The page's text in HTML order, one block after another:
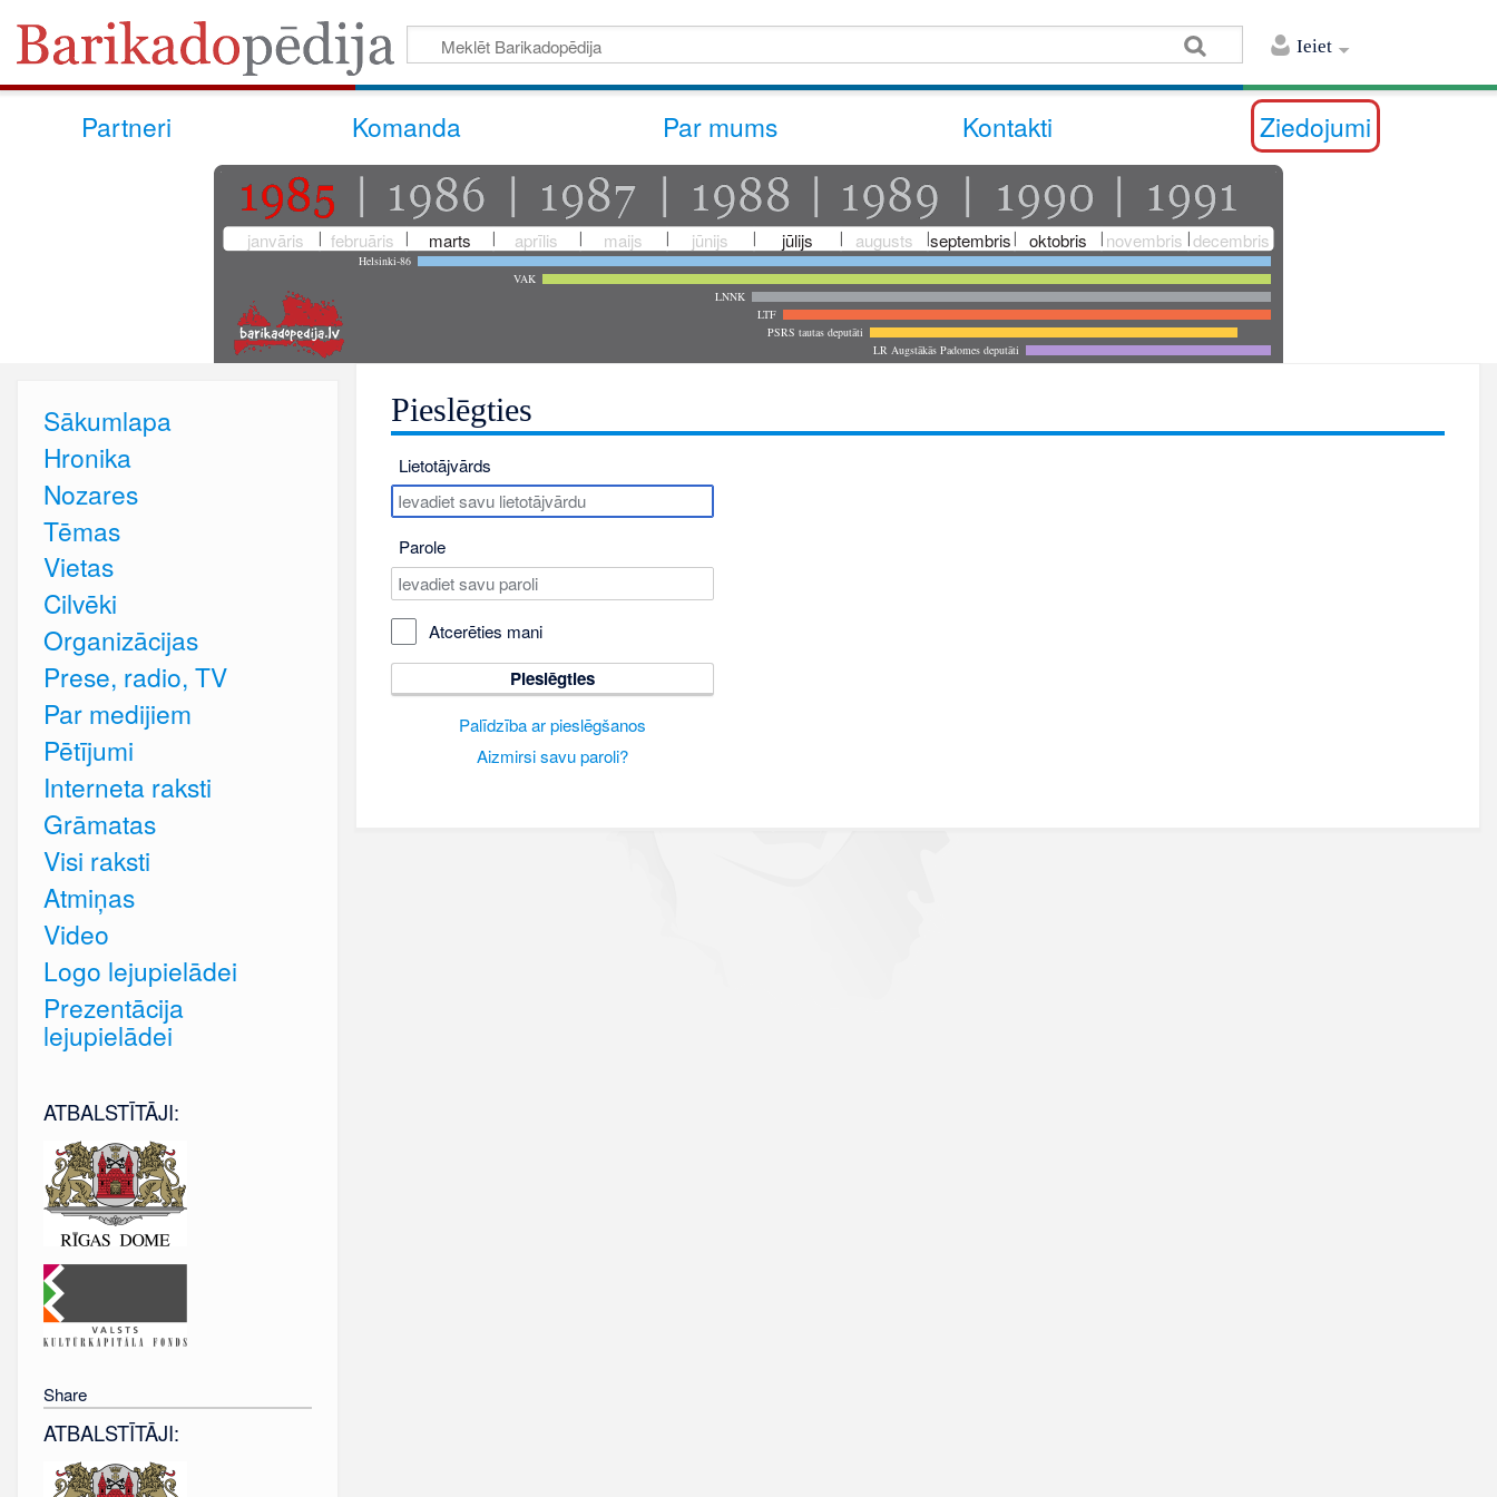
Ieiet
Partneri Komanda Par mums Kontakti Ziedojumi
janvāris februāris marts aprīlis maijs jūnijs jūlijs augusts septembris oktobris novembris decembris
Helsinki-86
VAK
LNNK
LTF
PSRS tautas deputāti
LR Augstākās Padomes deputāti
Pieslēgties
Lietotājvārds
Parole
Atcerēties mani
Pieslēgties
Palīdzība ar pieslēgšanos
Aizmirsi savu paroli?
Sākumlapa
Hronika
Nozares
Tēmas
Vietas
Cilvēki
Organizācijas
Prese, radio, TV
Par medijiem
Pētījumi
Interneta raksti
Grāmatas
Visi raksti
Atmiņas
Video
Logo lejupielādei
Prezentācija
lejupielādei
ATBALSTĪTĀJI:
Share
ATBALSTĪTĀJI: